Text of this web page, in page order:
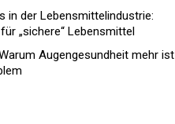
in der Lebensmittelindustrie:
„sichere“ Lebensmittel
Augengesundheit mehr ist